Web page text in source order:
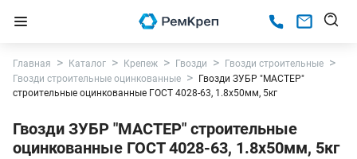
Главная Каталог Крепеж Гвозди
Гвозди строительные
Гвозди строительные оцинкованные
Гвозди ЗУБР "МАСТЕР"
строительные оцинкованные ГОСТ 4028-63, 1.8х50мм, 5кг
Гвозди ЗУБР "МАСТЕР" строительные
оцинкованные ГОСТ 4028-63, 1.8х50мм, 5кг